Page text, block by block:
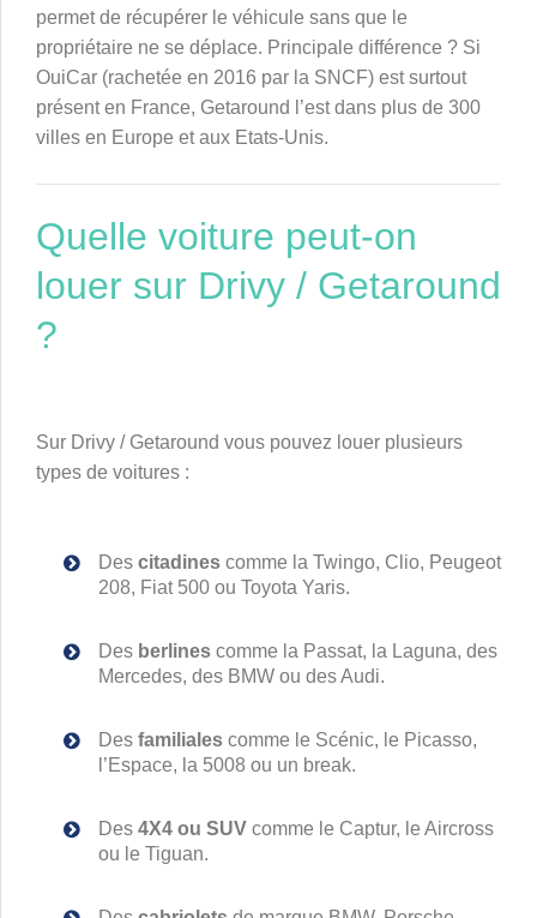
permet de récupérer le véhicule sans que le
propriétaire ne se déplace. Principale différence ? Si
OuiCar (rachetée en 2016 par la SNCF) est surtout
présent en France, Getaround l’est dans plus de 300
villes en Europe et aux Etats-Unis.
Quelle voiture peut-on
louer sur Drivy / Getaround
?
Sur Drivy / Getaround vous pouvez louer plusieurs
types de voitures :
Des citadines comme la Twingo, Clio, Peugeot
208, Fiat 500 ou Toyota Yaris.
Des berlines comme la Passat, la Laguna, des
Mercedes, des BMW ou des Audi.
Des familiales comme le Scénic, le Picasso,
l’Espace, la 5008 ou un break.
Des 4X4 ou SUV comme le Captur, le Aircross
ou le Tiguan.